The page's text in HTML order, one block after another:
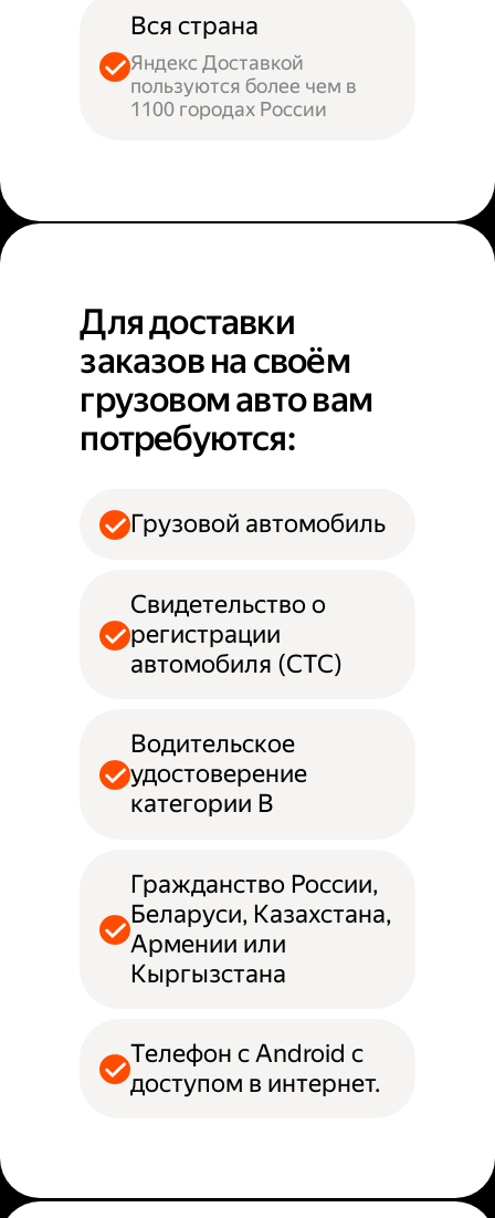
Вся страна
Яндекс Доставкой
пользуются более чем в
1100 городах России
Для доставки
заказов на своём
грузовом авто вам
потребуются:
Грузовой автомобиль
Свидетельство о
регистрации
автомобиля (СТС)
Водительское
удостоверение
категории B
Гражданство России,
Беларуси, Казахстана,
Армении или
Кыргызстана
Телефон с Android с
доступом в интернет.